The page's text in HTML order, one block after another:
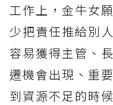
工作上，金牛女
少把責任推給別
容易獲得主管、
遷機會出現、重
到資源不足的時